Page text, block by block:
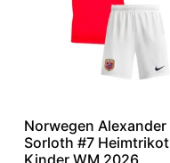
Norwegen Alexander
Sorloth #7 Heimtrikot